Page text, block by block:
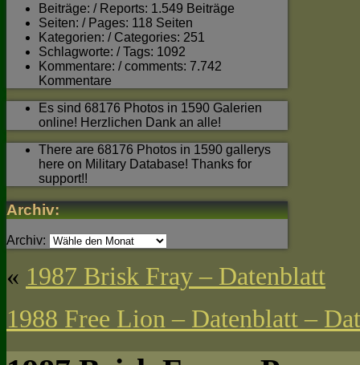
Beiträge: / Reports: 1.549 Beiträge
Seiten: / Pages: 118 Seiten
Kategorien: / Categories: 251
Schlagworte: / Tags: 1092
Kommentare: / comments: 7.742
Kommentare
Es sind 68176 Photos in 1590 Galerien
online! Herzlichen Dank an alle!
There are 68176 Photos in 1590 gallerys
here on Military Database! Thanks for
support!!
Archiv:
Archiv:
« 1987 Brisk Fray – Datenblatt
1988 Free Lion – Datenblatt –